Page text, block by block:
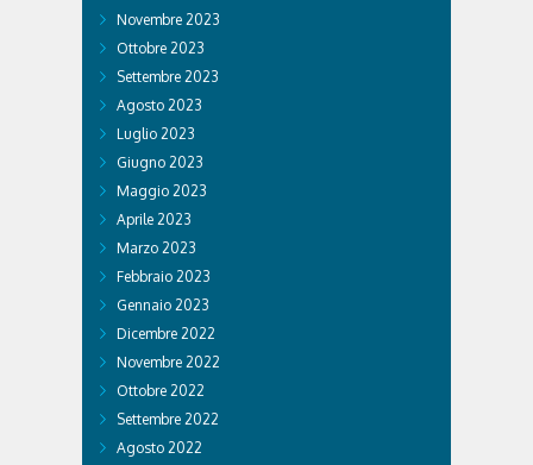
Novembre 2023
Ottobre 2023
Settembre 2023
Agosto 2023
Luglio 2023
Giugno 2023
Maggio 2023
Aprile 2023
Marzo 2023
Febbraio 2023
Gennaio 2023
Dicembre 2022
Novembre 2022
Ottobre 2022
Settembre 2022
Agosto 2022